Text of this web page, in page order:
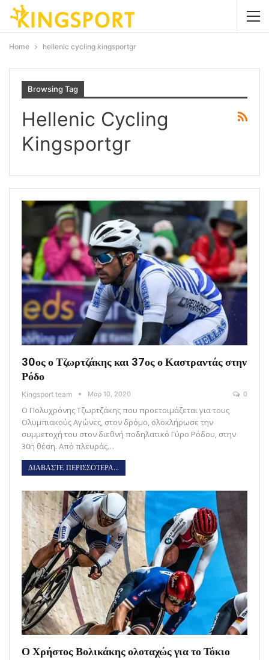
Home hellenic cycling kingsportgr
Browsing Tag
Hellenic Cycling
Kingsportgr
30ος ο Τζωρτζάκης και 37ος ο Καστραντάς στην
Ρόδο
Kingsport team Μαρ 10, 2020 0
Ο Πολυχρόνης Τζωρτζάκης που προετοιμάζεται για τους
Ολυμπιακούς Αγώνες, στον δρόμο, ολοκλήρωσε την
συμμετοχή του στον διεθνή ποδηλατικό Γύρο Ρόδου, στην
30η θέση. Από πλευράς…
ΔΙΑΒΑΣΤΕ ΠΕΡΙΣΣΟΤΕΡΑ...
Ο Χρήστος Βολικάκης ολοταχώς για το Τόκιο